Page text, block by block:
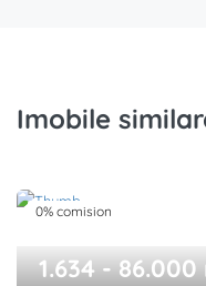
Imobile
0% comision
1.634 - 86.000